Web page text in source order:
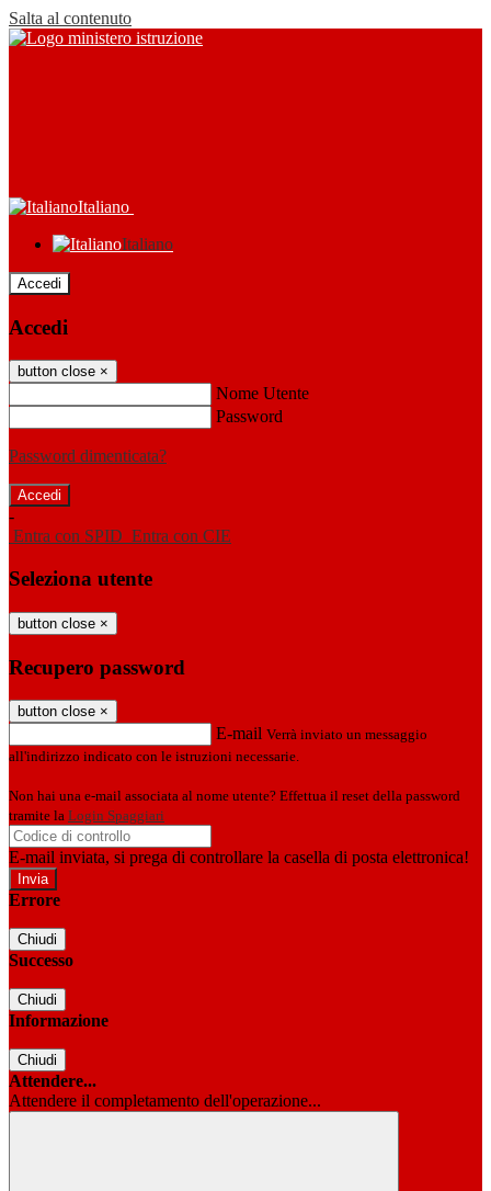
Salta al contenuto
Italiano
Italiano
Accedi
Accedi
button close ×
Nome Utente
Password
Password dimenticata?
-
Entra con SPID Entra con CIE
Seleziona utente
button close ×
Recupero password
button close ×
E-mail Verrà inviato un messaggio
all'indirizzo indicato con le istruzioni necessarie.
Non hai una e-mail associata al nome utente? Effettua il reset della password
tramite la Login Spaggiari
E-mail inviata, si prega di controllare la casella di posta elettronica!
Errore
Chiudi
Successo
Chiudi
Informazione
Chiudi
Attendere...
Attendere il completamento dell'operazione...